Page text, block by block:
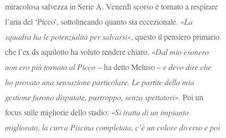
miracolosa salvezza in Serie A. Venerdì scorso è tornato a respirare
l’aria del ‘Picco’, sottolineando quanto sia eccezionale. «La
squadra ha le potenzialità per salvarsi», questo il pensiero primario
che l’ex ds aquilotto ha voluto rendere chiaro. «Dal mio esonero
non ero più tornato al Picco – ha detto Meluso –e devo dire che
ho provato una sensazione particolare. Le partite della mia
gestione furono disputate, purtroppo, senza spettatori». Poi un
focus sulle migliorie dello stadio: «Si tratta di un impianto
migliorato, la curva Piscina completata, c’è un colore diverso e poi